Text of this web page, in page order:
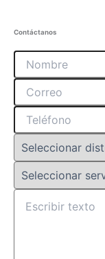
Contáctanos